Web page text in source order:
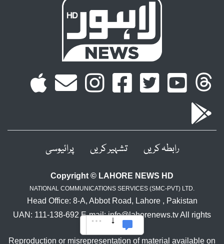
رابطہ کریں تشہیر کریں پرائیوسی
Copyright © LAHORE NEWS HD
NATIONAL COMMUNICATIONS SERVICES (SMC-PVT) LTD.
Head Office: 8-A, Abbot Road, Lahore , Pakistan
UAN: 111-138-692 E-mail: info@lahorenews.tv All rights
reserved.
Reproduction or misrepresentation of material available on